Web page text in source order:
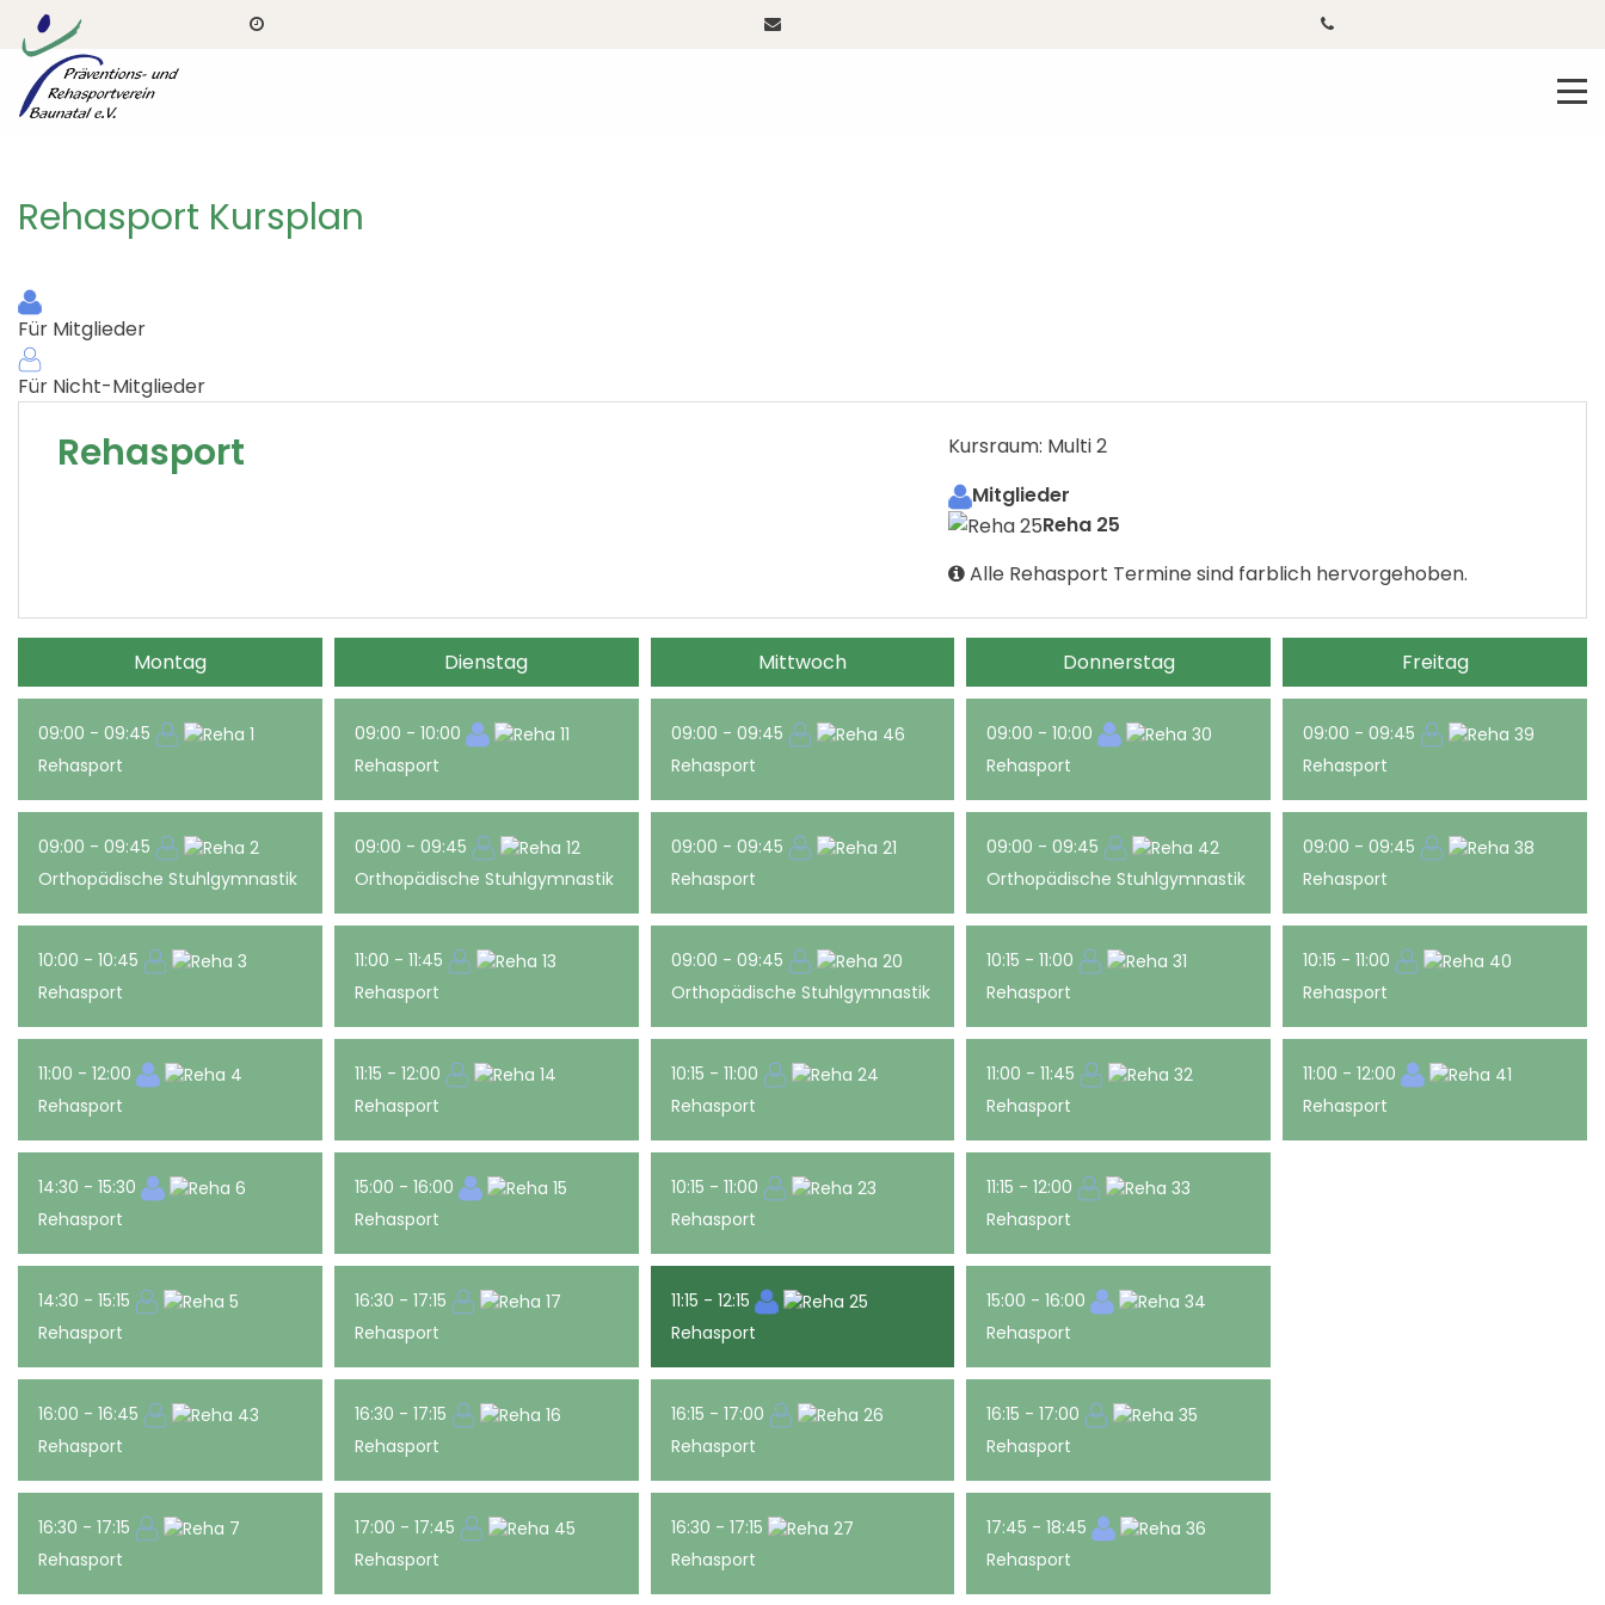
Rehasport Kursplan
Für Mitglieder
Für Nicht-Mitglieder
Rehasport
Kursraum: Multi 2
Mitglieder
Reha 25
Alle Rehasport Termine sind farblich hervorgehoben.
Montag
09:00 - 09:45
Rehasport
09:00 - 09:45
Orthopädische Stuhlgymnastik
10:00 - 10:45
Rehasport
11:00 - 12:00
Rehasport
14:30 - 15:30
Rehasport
14:30 - 15:15
Rehasport
16:00 - 16:45
Rehasport
16:30 - 17:15
Rehasport
Dienstag
09:00 - 10:00
Rehasport
09:00 - 09:45
Orthopädische Stuhlgymnastik
11:00 - 11:45
Rehasport
11:15 - 12:00
Rehasport
15:00 - 16:00
Rehasport
16:30 - 17:15
Rehasport
16:30 - 17:15
Rehasport
17:00 - 17:45
Rehasport
Mittwoch
09:00 - 09:45
Rehasport
09:00 - 09:45
Rehasport
09:00 - 09:45
Orthopädische Stuhlgymnastik
10:15 - 11:00
Rehasport
10:15 - 11:00
Rehasport
11:15 - 12:15
Rehasport
16:15 - 17:00
Rehasport
16:30 - 17:15
Rehasport
Donnerstag
09:00 - 10:00
Rehasport
09:00 - 09:45
Orthopädische Stuhlgymnastik
10:15 - 11:00
Rehasport
11:00 - 11:45
Rehasport
11:15 - 12:00
Rehasport
15:00 - 16:00
Rehasport
16:15 - 17:00
Rehasport
17:45 - 18:45
Rehasport
Freitag
09:00 - 09:45
Rehasport
09:00 - 09:45
Rehasport
10:15 - 11:00
Rehasport
11:00 - 12:00
Rehasport